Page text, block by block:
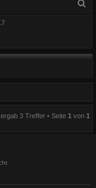
3 Treffer • Seite 1von 1